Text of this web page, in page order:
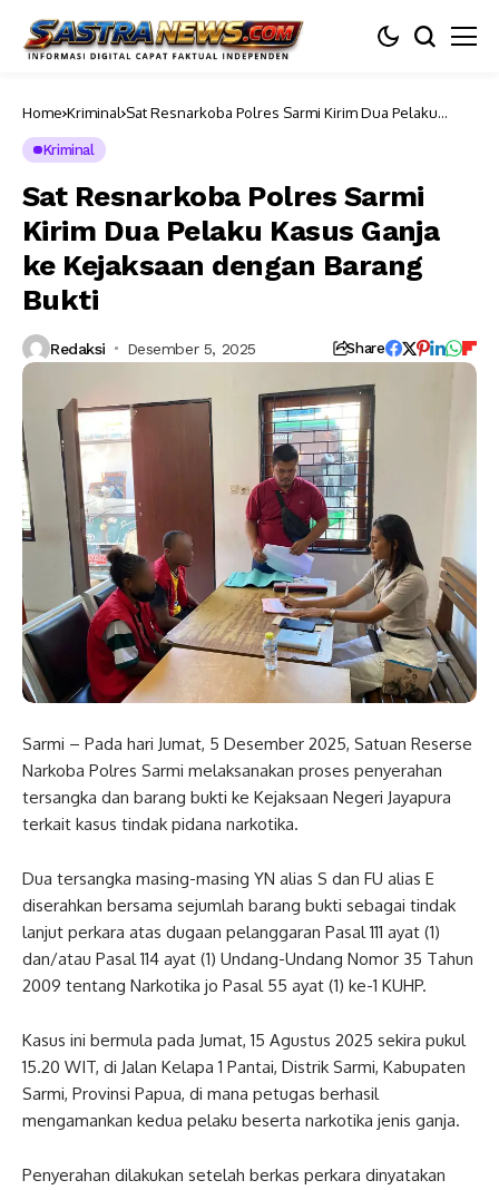
Home Kriminal Sat Resnarkoba Polres Sarmi Kirim Dua Pelaku
Kriminal
Sat Resnarkoba Polres Sarmi
Kirim Dua Pelaku Kasus Ganja
ke Kejaksaan dengan Barang
Bukti
Redaksi Desember 5, 2025 Share
Sarmi – Pada hari Jumat, 5 Desember 2025, Satuan Reserse
Narkoba Polres Sarmi melaksanakan proses penyerahan
tersangka dan barang bukti ke Kejaksaan Negeri Jayapura
terkait kasus tindak pidana narkotika.
Dua tersangka masing-masing YN alias S dan FU alias E
diserahkan bersama sejumlah barang bukti sebagai tindak
lanjut perkara atas dugaan pelanggaran Pasal 111 ayat (1)
dan/atau Pasal 114 ayat (1) Undang-Undang Nomor 35 Tahun
2009 tentang Narkotika jo Pasal 55 ayat (1) ke-1 KUHP.
Kasus ini bermula pada Jumat, 15 Agustus 2025 sekira pukul
15.20 WIT, di Jalan Kelapa 1 Pantai, Distrik Sarmi, Kabupaten
Sarmi, Provinsi Papua, di mana petugas berhasil
mengamankan kedua pelaku beserta narkotika jenis ganja.
Penyerahan dilakukan setelah berkas perkara dinyatakan